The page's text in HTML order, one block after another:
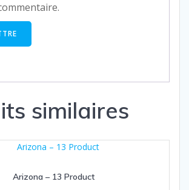
similaires
Arizona – 13 Product